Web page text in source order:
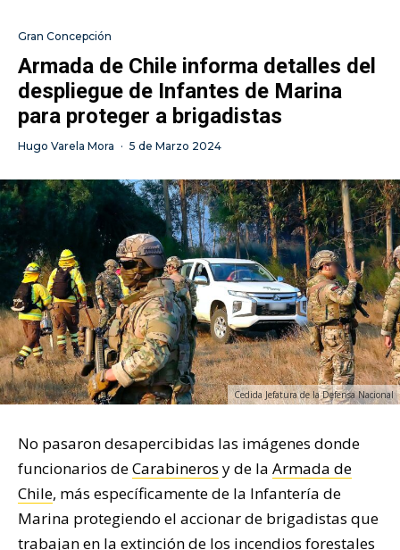
Gran Concepción
Armada de Chile informa detalles del
despliegue de Infantes de Marina
para proteger a brigadistas
Hugo Varela Mora · 5 de Marzo 2024
Cedida Jefatura de la Defensa Nacional
No pasaron desapercibidas las imágenes donde
funcionarios deCarabineros y de la Armada de
Chile, más específicamente de la Infantería de
Marina protegiendo el accionar de brigadistas que
trabajan en la extinción de los incendios forestales